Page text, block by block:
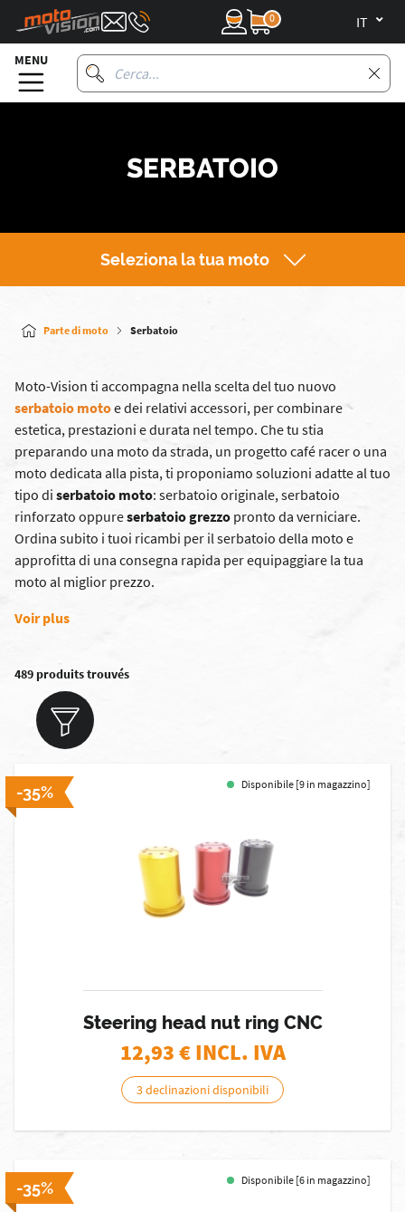
0
MENU
SERBATOIO
Seleziona la tua moto
Parte di moto Serbatoio
Moto-Vision ti accompagna nella scelta del tuo nuovo
serbatoio motoe dei relativi accessori, per combinare
estetica, prestazioni e durata nel tempo. Che tu stia
preparando una moto da strada, un progetto café racer o una
moto dedicata alla pista, ti proponiamo soluzioni adatte al tuo
tipo di serbatoio moto: serbatoio originale, serbatoio
rinforzato oppureserbatoio grezzo pronto da verniciare.
Ordina subito i tuoi ricambi per il serbatoio della moto e
approfitta di una consegna rapida per equipaggiare la tua
moto al miglior prezzo.
Voir plus
489 produits trouvés
-35% Disponibile [9 in magazzino]
Steering head nut ring CNC
12,93€ INCL. IVA
3 declinazioni disponibili
-35% Disponibile [6 in magazzino]